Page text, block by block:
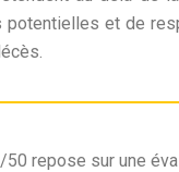
potentielles et de
50 repose sur une